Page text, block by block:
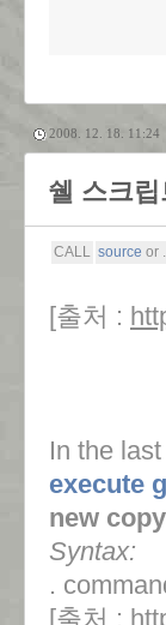
2008. 12. 18. 11:24
쉘 스크
CALL source or
[출처 :
In the
execute
new
Syntax:
.
[출처 :